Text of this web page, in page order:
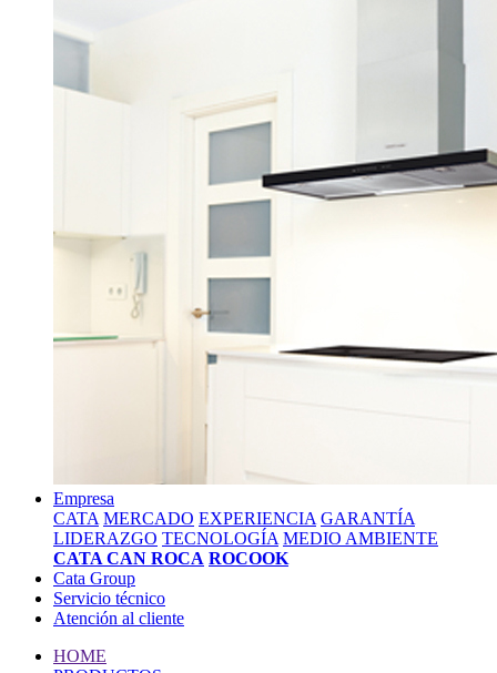
Empresa
CATA MERCADO EXPERIENCIA GARANTÍA
LIDERAZGO TECNOLOGÍA MEDIO AMBIENTE
CATA CAN ROCA ROCOOK
Cata Group
Servicio técnico
Atención al cliente
HOME